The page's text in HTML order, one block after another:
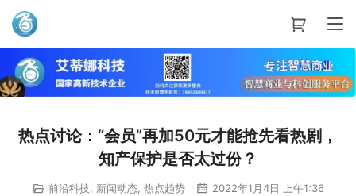
艾蒂娜科技
热点讨论：“会员”再加50元才能抢先看热剧，
知产保护是否太过份？
前沿科技, 新闻动态, 热点趋势 2022年1月4日 上午1:36